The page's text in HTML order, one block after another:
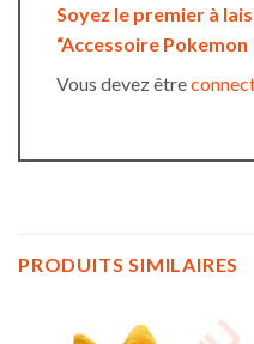
Soyez le premier à
“Accessoire Pokemon
Vous devez être
PRODUITS SIMILAIRES